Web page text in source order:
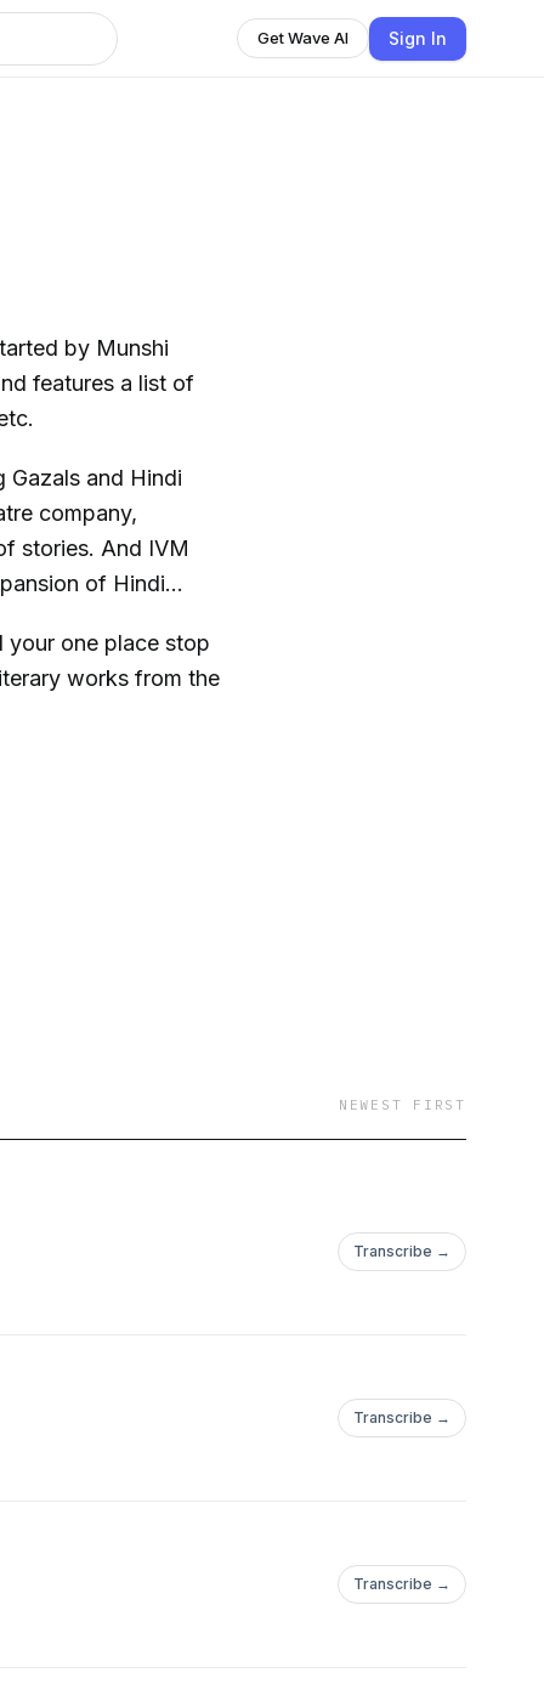
Get Wave AI Sign In
by Munshi
features a list of
Gazals and Hindi
company,
stories. And IVM
of Hindi
your one place stop
works from the
NEWEST FIRST
Transcribe →
Transcribe →
Transcribe →